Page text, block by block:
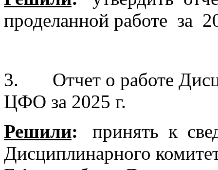
проделанной работе за
3. Отчет о работе
ЦФО за 2025 г.
Решили: принять к
Дисциплинарного